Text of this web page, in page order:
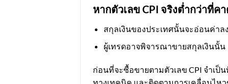
หากตัวเลข CPI จริงต่ำกว่าที่ค
สกุลเงินของประเทศนั้นจะอ่อนค่าลง
ผู้เทรดอาจพิจารณาขายสกุลเงินนั้น
ก่อนที่จะซื้อขายตามตัวเลข CPI จำเป็